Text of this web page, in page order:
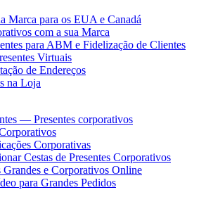
Marca para os EUA e Canadá
com a sua Marca
para ABM e Fidelização de Clientes
Virtuais
de Endereços
na Loja
— Presentes corporativos
Corporativas
Cestas de Presentes Corporativos
Grandes e Corporativos Online
para Grandes Pedidos